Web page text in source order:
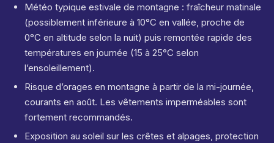
Météo typique estivale de montagne : fraîcheur matinale
(possiblement inférieure à 10°C en vallée, proche de
0°C en altitude selon la nuit) puis remontée rapide des
températures en journée (15 à 25°C selon
l’ensoleillement).
Risque d’orages en montagne à partir de la mi-journée,
courants en août. Les vêtements imperméables sont
fortement recommandés.
Exposition au soleil sur les crêtes et alpages, protection